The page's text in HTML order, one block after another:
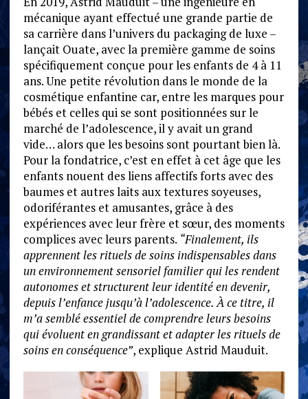
mécanique ayant effectué une grande partie de
sa carrière dans l’univers du packaging de luxe –
lançait Ouate, avec la première gamme de soins
spécifiquement conçue pour les enfants de 4 à 11
ans. Une petite révolution dans le monde de la
cosmétique enfantine car, entre les marques pour
bébés et celles qui se sont positionnées sur le
marché de l’adolescence, il y avait un grand
vide… alors que les besoins sont pourtant bien là.
Pour la fondatrice, c’est en effet à cet âge que les
enfants nouent des liens affectifs forts avec des
baumes et autres laits aux textures soyeuses,
odoriférantes et amusantes, grâce à des
expériences avec leur frère et sœur, des moments
complices avec leurs parents. “Finalement, ils
apprennent les rituels de soins indispensables dans
un environnement sensoriel familier qui les rendent
autonomes et structurent leur identité en devenir,
depuis l’enfance jusqu’à l’adolescence. À ce titre, il
m’a semblé essentiel de comprendre leurs besoins
qui évoluent en grandissant et adapter les rituels de
soins en conséquence”, explique Astrid Mauduit.